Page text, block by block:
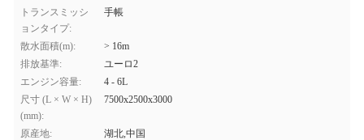
トランスミッシ
ョンタイプ:
手帳
散水面積(m):
> 16m
排放基準:
ユーロ2
エンジン容量:
4 - 6L
尺寸 (L × W × H)
(mm):
7500x2500x3000
原産地:
湖北,中国